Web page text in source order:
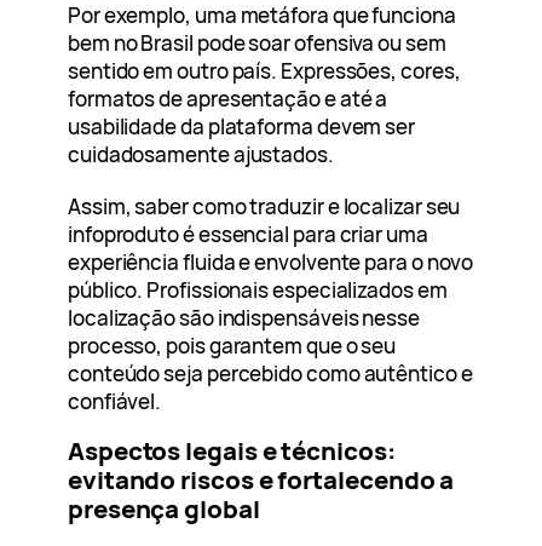
Por exemplo, uma metáfora que funciona
bem no Brasil pode soar ofensiva ou sem
sentido em outro país. Expressões, cores,
formatos de apresentação e até a
usabilidade da plataforma devem ser
cuidadosamente ajustados.
Assim, saber como traduzir e localizar seu
infoproduto é essencial para criar uma
experiência fluida e envolvente para o novo
público. Profissionais especializados em
localização são indispensáveis nesse
processo, pois garantem que o seu
conteúdo seja percebido como autêntico e
confiável.
Aspectos legais e técnicos:
evitando riscos e fortalecendo a
presença global